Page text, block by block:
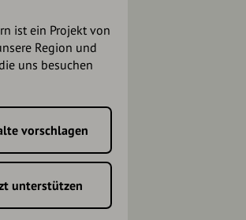
ist ein Projekt von
Region und
uns besuchen
vorschlagen
unterstützen